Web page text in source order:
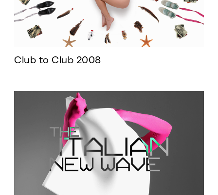
Club to Club 2008